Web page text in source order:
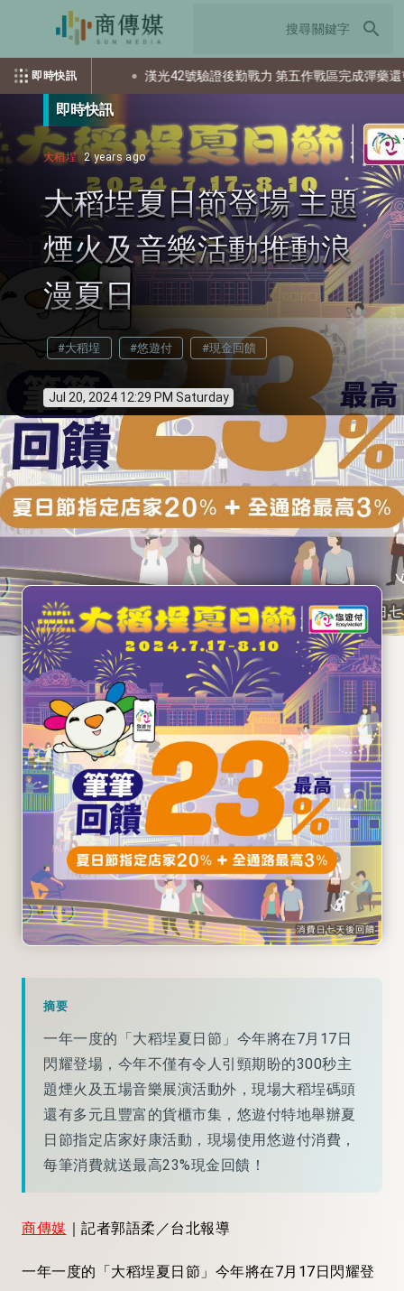
search
即時快訊
個資？ 漢光42號驗證後勤戰力 第五作戰區完成彈藥還屯整備
即時快訊
大稻埕 2 years ago
大稻埕夏日節登場 主題
煙火及音樂活動推動浪
漫夏日
#大稻埕 #悠遊付 #現金回饋
Jul 20, 2024 12:29 PM Saturday
摘要
一年一度的「大稻埕夏日節」今年將在7月17日
閃耀登場，今年不僅有令人引頸期盼的300秒主
題煙火及五場音樂展演活動外，現場大稻埕碼頭
還有多元且豐富的貨櫃市集，悠遊付特地舉辦夏
日節指定店家好康活動，現場使用悠遊付消費，
每筆消費就送最高23%現金回饋！
商傳媒 ｜記者郭語柔／台北報導
一年一度的「大稻埕夏日節」今年將在7月17日閃耀登